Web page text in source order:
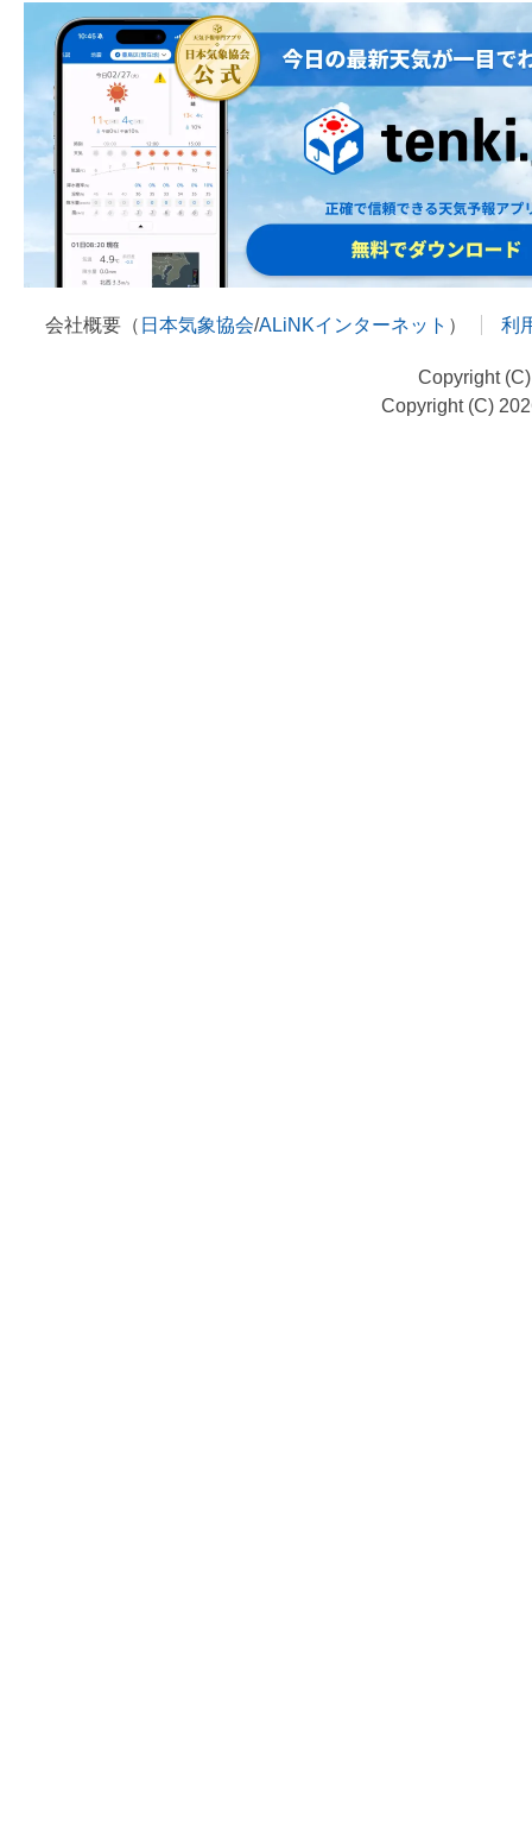
会社概要（ 日本気象協会/ALiNKインターネット ） 利
Copyright
Copyright (C)